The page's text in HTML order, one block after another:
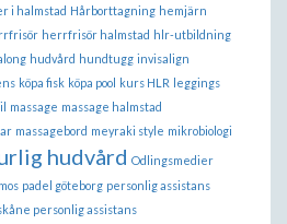
i halmstad Hårborttagning hemjärn
herrfrisör halmstad hlr-utbildning
hudvård hundtugg invisalign
köpa fisk köpa pool kurs HLR
leggings
massage massage halmstad
massagebord meyraki style mikrobiologi
hudvård Odlingsmedier
padel göteborg personlig assistans
personlig assistans